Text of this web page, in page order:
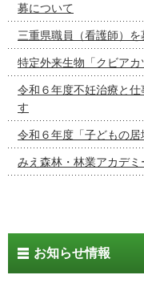
募について
三重県職員（看護師）を
特定外来生物「クビア
令和６年度不妊治療と
す
令和６年度「子どもの
みえ森林・林業アカデミ
お知らせ情報